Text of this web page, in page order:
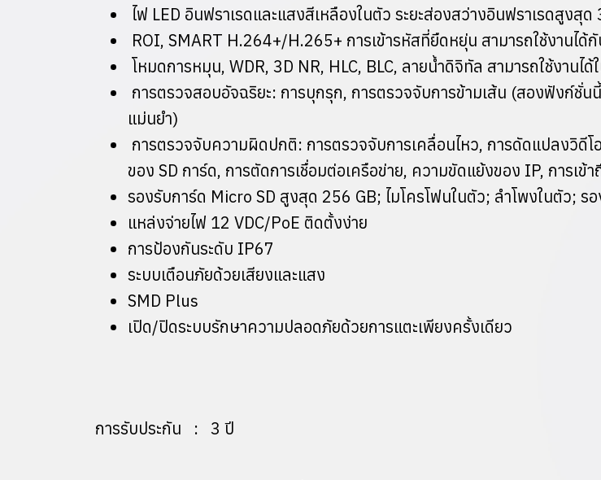
ไฟ LED อินฟราเรดและแสงสีเหลืองในตัว ระยะส่องสว่างอินฟราเรดสูงสุ
ROI, SMART H.264+/H.265+ การเข้ารหัสที่ยืดหยุ่น สามารถใช้งาน
โหมดการหมุน, WDR, 3D NR, HLC, BLC, ลายน้ำดิจิทัล สามารถใช้งานไ
การตรวจสอบอัจฉริยะ: การบุกรุก, การตรวจจับการข้ามเส้น (สองฟังก์ชั่
แม่นยำ)
การตรวจจับความผิดปกติ: การตรวจจับการเคลื่อนไหว, การดัดแปลงวิดีโ
ของ SD การ์ด, การตัดการเชื่อมต่อเครือข่าย, ความขัดแย้งของ IP, การเ
รองรับการ์ด Micro SD สูงสุด 256 GB; ไมโครโฟนในตัว; ลำโพงในตัว; ร
แหล่งจ่ายไฟ 12 VDC/PoE ติดตั้งง่าย
การป้องกันระดับ IP67
ระบบเตือนภัยด้วยเสียงและแสง
SMD Plus
เปิด/ปิดระบบรักษาความปลอดภัยด้วยการแตะเพียงครั้งเดียว
การรับประกัน : 3 ปี